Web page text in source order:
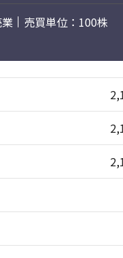
売買単位：100株